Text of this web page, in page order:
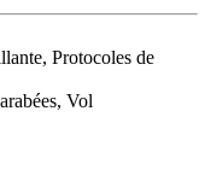
Protocoles de
Vol